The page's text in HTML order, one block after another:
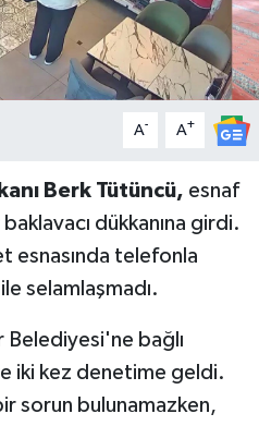
A- A+
Berk Tütüncü, esnaf
dükkanına girdi.
esnasında telefonla
selamlaşmadı.
Belediyesi'ne bağlı
iki kez denetime geldi.
sorun bulunamazken,